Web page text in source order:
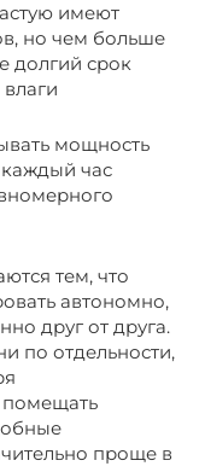
имеют
но чем больше
долгий срок
мощность
час
тем, что
автономно,
друг от друга.
по отдельности,
помещать
проще в